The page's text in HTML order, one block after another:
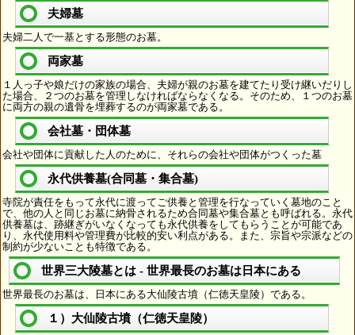
夫婦墓
夫婦二人で一基とする形態のお墓。
両家墓
１人っ子や娘だけの家族の場合、夫婦が親のお墓を建てたり受け継いだりし
た場合、２つのお墓を管理しなければならなくなる。そのため、１つのお墓
に両方の親の遺骨を埋葬するのが両家墓である。
会社墓・団体墓
会社や団体に貢献した人のために、それらの会社や団体がつくった墓
永代供養墓(合同墓・集合墓)
寺院が責任をもって永代に渡ってご供養と管理を行なっていく墓地のこと
で、他の人と同じお墓に納骨されるため合同墓や集合墓とも呼ばれる。永代
供養墓は、跡継ぎがいなくなっても永代供養をしてもらうことが可能であ
り、永代使用料や管理費が比較的安い利点がある。また、宗旨や宗派などの
制約が少ないことも特徴である。
世界三大陵墓とは - 世界最長のお墓は日本にある
世界最長のお墓は、日本にある大仙陵古墳（仁徳天皇陵）である。
１）大仙陵古墳（仁徳天皇陵）